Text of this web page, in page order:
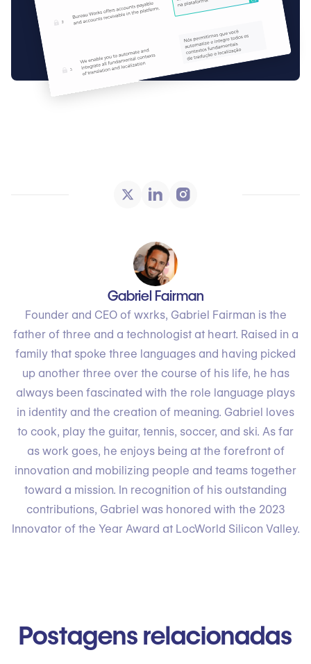
Gabriel Fairman
Founder and CEO of wxrks, Gabriel Fairman is the
father of three and a technologist at heart. Raised in a
family that spoke three languages and having picked
up another three over the course of his life, he has
always been fascinated with the role language plays
in identity and the creation of meaning. Gabriel loves
to cook, play the guitar, tennis, soccer, and ski. As far
as work goes, he enjoys being at the forefront of
innovation and mobilizing people and teams together
toward a mission. In recognition of his outstanding
contributions, Gabriel was honored with the 2023
Innovator of the Year Award at LocWorld Silicon Valley.
Postagens relacionadas